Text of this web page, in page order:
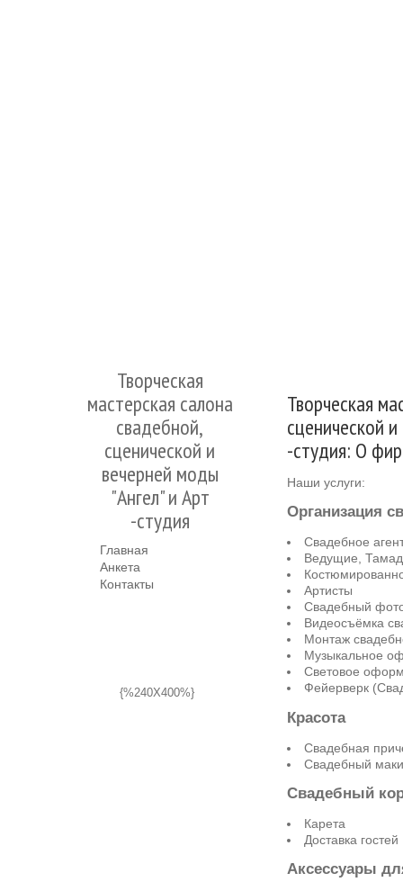
Творческая
мастерская салона
свадебной,
сценической и
вечерней моды
"Ангел" и Арт
-студия
Главная
Анкета
Контакты
{%240X400%}
Творческая
сценической
-студия: О
Наши услуги:
Организация
Свадебное
Ведущие,
Артисты
Свадебный
Видеосъёмка
Монтаж
Музыкальное
Световое
Фейерверк
Красота
Свадебная
Свадебный
Свадебный
Карета
Доставка гостей
Аксессуары